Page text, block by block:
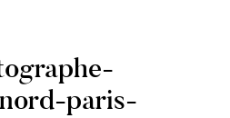
paris-